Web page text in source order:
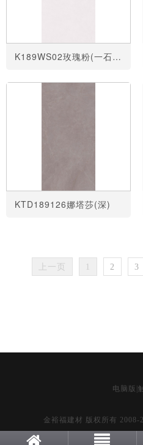
K189WS02玫瑰粉(一石四面)
KTD189126娜塔莎(深)
上一页 2 3
电脑版
金裕福建材 版权所有 2008-